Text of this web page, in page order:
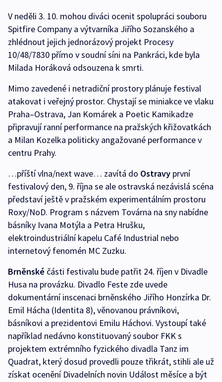
V neděli 3. 10. mohou diváci ocenit spolupráci souboru
Spitfire Company a výtvarníka Jiřího Sozanského a
zhlédnout jejich jednorázový projekt Procesy
10/48/7830 přímo v soudní síni na Pankráci, kde byla
Milada Horáková odsouzena k smrti.
Mimo zavedené i netradiční prostory plánuje festival
atakovat i veřejný prostor. Chystají se miniakce ve vlaku
Praha–Ostrava, Jan Komárek a Poetic Kamikadze
připravují ranní performance na pražských křižovatkách
a Milan Kozelka politicky angažované performance v
centru Prahy.
…příští vlna/next wave… zavítá do Ostravy první
festivalový den, 9. října se ale ostravská nezávislá scéna
představí ještě v pražském experimentálním prostoru
Roxy/NoD. Program s názvem Továrna na sny nabídne
básníky Ivana Motýla a Petra Hrušku,
elektroindustriální kapelu Café Industrial nebo
internetový fenomén MC Zuzku.
Brněnské části festivalu bude patřit 24. říjen v Divadle
Husa na provázku. Divadlo Feste zde uvede
dokumentární inscenaci brněnského Jiřího Honzírka Dr.
Emil Hácha (Identita 8), věnovanou právníkovi,
básníkovi a prezidentovi Emilu Háchovi. Vystoupí také
například nedávno konstituovaný soubor FKK s
projektem extrémního fyzického divadla Tanz im
Quadrat, který dosud provedli pouze třikrát, stihli ale už
získat ocenění Divadelních novin Událost měsíce a být